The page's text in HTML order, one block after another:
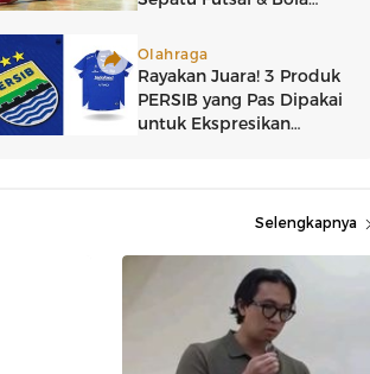
Selengkapnya